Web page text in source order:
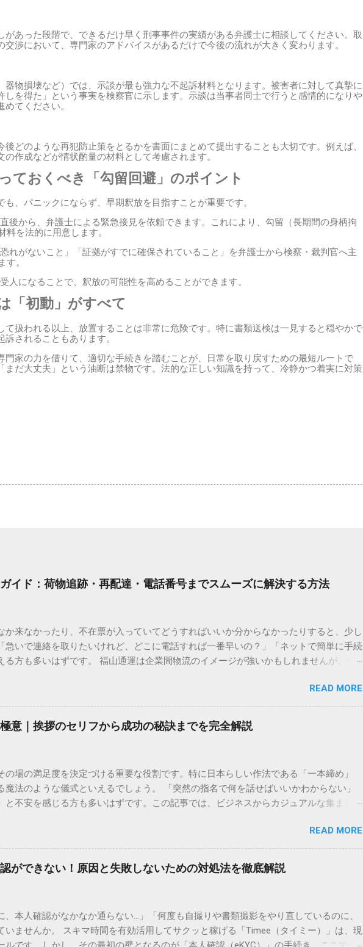
があった段階で、できるだけ早く刑事事件の実績がある弁護士に相談してください。取
交渉において、専門家のアドバイスがあるだけで今後の流れが大きく変わります。
器物損壊など）では、示談が最も強力な不起訴材料となります。被害者に対して真摯に
しを得た」という事実を検察官に示します。示談は当事者同士で行うと感情的になりや
てください。
後どのような再犯防止策をとるかを書面にまとめて提出することも大切です。例えば、
作成などが情状酌量の材料として考慮されます。
ておくべき「勾留回避」のポイント
、パニックにならず、早期釈放を目指すことが重要です。
後から、弁護士による緊急接見を依頼できます。これにより、勾留（長期間の身柄拘
料を法的に用意します。
恐れがないこと」「証拠がすでに確保されていること」を弁護士から検察・裁判官へ主
す。
人になることで、釈放の可能性を高めることができます。
「初動」がすべて
て扱われる以上、放置することは非常に危険です。特に書類送検は一見すると穏やかで
されることもあります。
門家の力を借りて、適切な手続きを踏むことが、日常を取り戻すための最短ルートで
まだ大丈夫」という油断は禁物です。法的な正しい知識を持って、冷静かつ着実に対策
イド：荷物追跡・再配達・電話番号までスムーズに解決する方法
か来なかったり、不在票が入っていてどうすればいいか分からなかったりすると、少し
急いで連絡を取りたいけれど、どこに電話すれば一番早いの？」「ネットで簡単に手続
方も多いはずです。 福山通運は企業間物流のイメージが強いかもしれませんが、個
の電話連絡、再配達の依頼手順まで、初めての方でも迷わずに解決できる方法を詳しく
の特徴と強み 福山通運は日本全国に広範なネットワークを持つ大手運送会社です。特
間の輸送において圧倒的な実績を誇ります。 個人で利用する場合、他の宅配業者と
対応が非常にきめ細かい」という特徴があります。地域に密着した各拠点が配送をコ
状況に合わせた柔軟な相談がしやすいのがメリットです。まずは、今抱えている悩みが
お荷物配達状況照会」を確認するのが最も効率的です。現在の荷物がいったいどこに
お手元の番号一つで判明します。 伝票番号（お問い合わせ番号）を準備する : 送り状
、数字の並びを確認してください。これが荷物の識別番号になります。 確認できる内
でも自分のペースで確認できるため、電話がつながるのを待つ必要がありません。 ス
: 専用の入力フォームに番号を記載するだけで、リアルタイムの状況が表示されます。
」になっていれば、そのままスムーズに次の手続きへ移ることも可能です。 2. 電話で
READ MORE
意｜挨拶のセリフから成功の秘訣までを完全解説
場の満足度を決定づける重要な役割です。特に日本らしい作法である「一本締め」
法のような儀式といえるでしょう。 「突然の指名で何を話せばいいかわからない」
と不安を感じる方も多いはずです。この記事では、ビジネスからカジュアルな集まりま
本質と効果 一本締めは、単に手を叩いて終わらせる作業ではありません。その時間、
、全員の手拍子という形にして刻み込む伝統的な儀礼です。 一本締めがもたらすポジ
全員が一斉に同じリズムを刻むことで、集団としての連帯感が生まれます。 心地よい
が明確になるため、参加者は余韻を大切にしながら、すっきりと解散することができ
伝えきれない「お疲れ様」「ありがとう」という想いを、拍手の音に込めることがで
びますが、一部の地域や習慣ではこれを「一丁締め」と呼ぶこともあります。どちらも
囲気に合わせて堂々と行いましょう。 失敗しない！一本締めの正しい手順と作法 リー
READ MORE
ができない！原因と失敗しないための対処法を徹底解説
、本人確認がなかなか通らない…」「何度も自撮りや書類撮影をやり直しているのに、
いませんか。 スキマ時間を有効活用してサクッと稼げる「Timee（タイミー）」は、現